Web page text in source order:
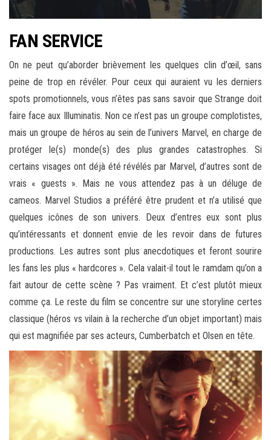
FAN SERVICE
On ne peut qu’aborder brièvement les quelques clin d’œil, sans
peine de trop en révéler. Pour ceux qui auraient vu les derniers
spots promotionnels, vous n’êtes pas sans savoir que Strange doit
faire face aux Illuminatis. Non ce n’est pas un groupe complotistes,
mais un groupe de héros au sein de l’univers Marvel, en charge de
protéger le(s) monde(s) des plus grandes catastrophes. Si
certains visages ont déjà été révélés par Marvel, d’autres sont de
vrais « guests ». Mais ne vous attendez pas à un déluge de
cameos. Marvel Studios a préféré être prudent et n’a utilisé que
quelques icônes de son univers. Deux d’entres eux sont plus
qu’intéressants et donnent envie de les revoir dans de futures
productions. Les autres sont plus anecdotiques et feront sourire
les fans les plus « hardcores ». Cela valait-il tout le ramdam qu’on a
fait autour de cette scène ? Pas vraiment. Et c’est plutôt mieux
comme ça. Le reste du film se concentre sur une storyline certes
classique (héros vs vilain à la recherche d’un objet important) mais
qui est magnifiée par ses acteurs, Cumberbatch et Olsen en tête.